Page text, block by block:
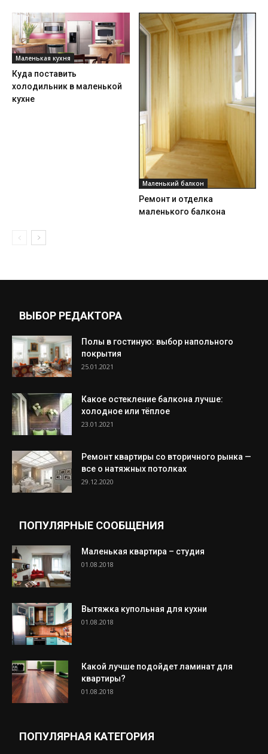
Маленькая кухня
Куда поставить
холодильник в маленькой
кухне
Маленький балкон
Ремонт и отделка
маленького балкона
ВЫБОР РЕДАКТОРА
Полы в гостиную: выбор напольного
покрытия
25.01.2021
Какое остекление балкона лучше:
холодное или тёплое
23.01.2021
Ремонт квартиры со вторичного рынка —
все о натяжных потолках
29.12.2020
ПОПУЛЯРНЫЕ СООБЩЕНИЯ
Маленькая квартира – студия
01.08.2018
Вытяжка купольная для кухни
01.08.2018
Какой лучше подойдет ламинат для
квартиры?
01.08.2018
ПОПУЛЯРНАЯ КАТЕГОРИЯ